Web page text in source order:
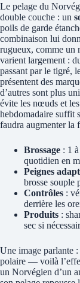
Le pelage du
double couche : un
poils de garde
combinaison lui
rugueux, comme un
varient largement :
passant par le tigré,
présentent des
d’autres sont plus
évite les nœuds et
hebdomadaire suffit
faudra augmenter la
Brossage : 1
quotidien en
Peignes
brosse souple
Contrôles :
derrière les
Produits :
sec si
Une image parlante
polaire — voilà
un Norvégien d’un